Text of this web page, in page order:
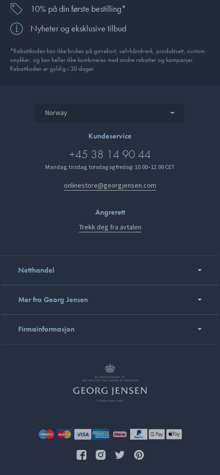
10% på din første bestilling*
Nyheter og eksklusive tilbud
*Rabattkoden kan ikke brukes på gavekort, sølvhåndverk, produkt­sett, custom
smykker, og kan heller ikke kombineres med andre rabatter og kampanjer.
Rabattkoden er gyldig i 30 dager.
Norway
Kundeservice
+45 38 14 90 44
Mandag, tirsdag, torsdag og fredag: 10.00–12.00 CET
onlinestore@georgjensen.com
Angrerett
Trekk deg fra avtalen
Netthandel
Mer fra Georg Jensen
Firmainformasjon